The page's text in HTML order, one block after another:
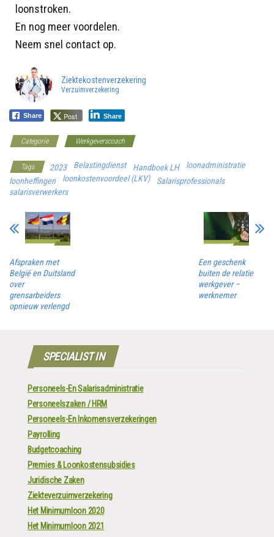
loonstroken.
En nog meer voordelen.
Neem snel contact op.
Ziektekostenverzekering
Verzuimverzekering
Share Post Share
Categorie Werkgeverscoach
Tags 2023 Belastingdienst Handboek LH
loonadministratie
loonheffingen
loonkostenvoordeel (LKV)
Salarisprofessionals
salarisverwerkers
Afspraken met
België en Duitsland
over
grensarbeiders
opnieuw verlengd
Een geschenk
buiten de relatie
werkgever –
werknemer
SPECIALIST IN
Personeels-En Salarisadministratie
Personeelszaken / HRM
Personeels-En Inkomensverzekeringen
Payrolling
Budgetcoaching
Premies & Loonkostensubsidies
Juridische Zaken
Ziekteverzuimverzekering
Het Minimumloon 2020
Het Minimumloon 2021